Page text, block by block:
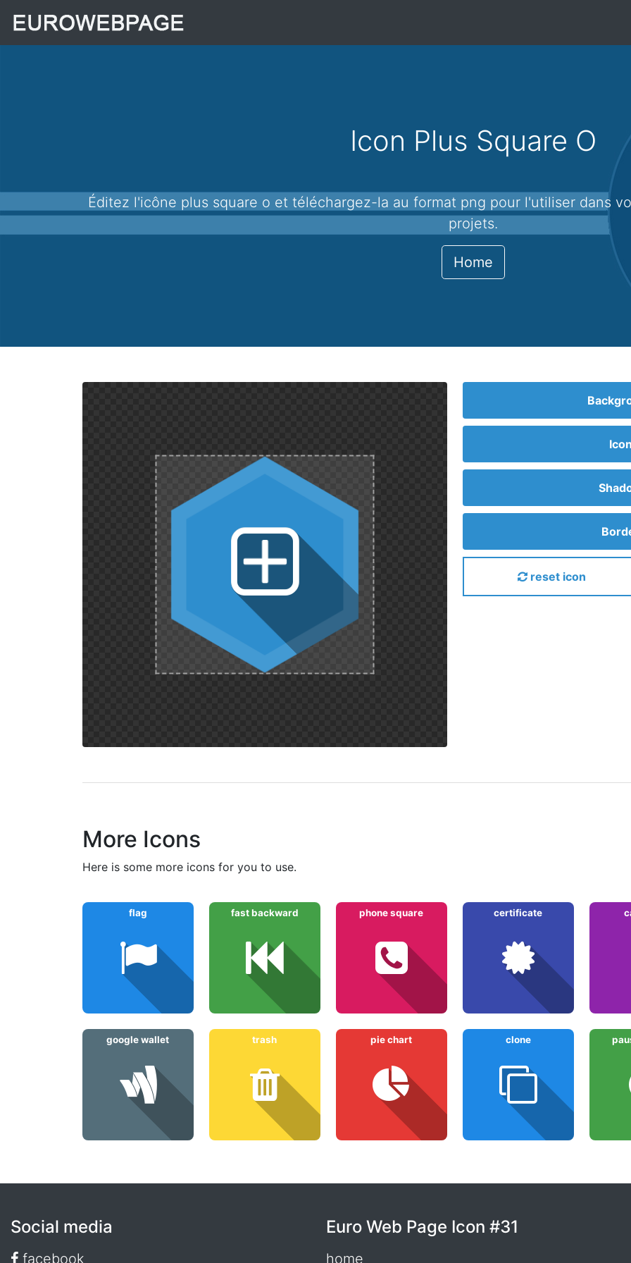
Icon Plus Square O
Éditez l'icône plus square o et téléchargez-la au format png pour l'utiliser dans vos applications, sites Web et autres
projets.
Home
reset icon
More Icons
here is some more icons for you to use.
flag fast backward phone square certificate
google wallet trash pie chart clone
Social media
facebook
Euro Web Page Icon #31
home